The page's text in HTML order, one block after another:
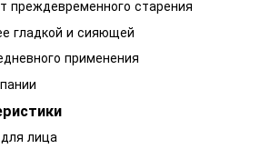
преждевременного старения
гладкой и сияющей
применения
лица